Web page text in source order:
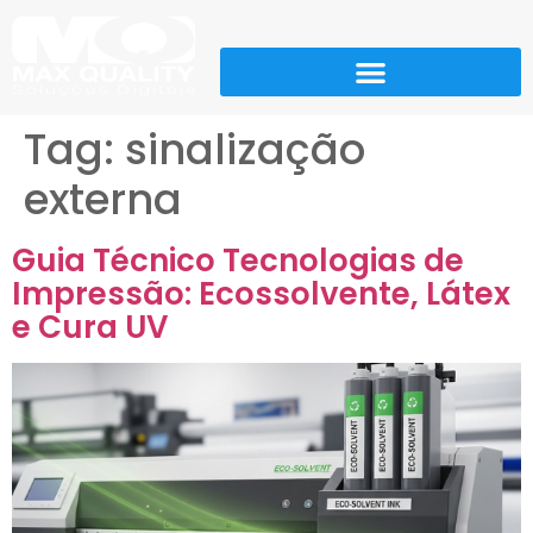
Tag: sinalização
externa
Guia Técnico Tecnologias de
Impressão: Ecossolvente, Látex
e Cura UV